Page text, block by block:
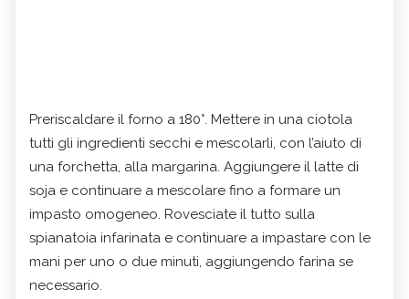
Preriscaldare il forno a 180°. Mettere in una ciotola
tutti gli ingredienti secchi e mescolarli, con l’aiuto di
una forchetta, alla margarina. Aggiungere il latte di
soja e continuare a mescolare fino a formare un
impasto omogeneo. Rovesciate il tutto sulla
spianatoia infarinata e continuare a impastare con le
mani per uno o due minuti, aggiungendo farina se
necessario.